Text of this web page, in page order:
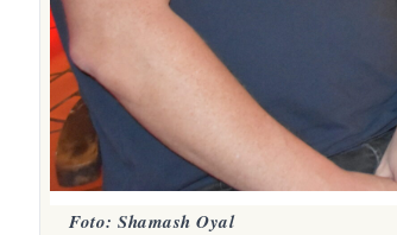
Foto: Shamash Oyal